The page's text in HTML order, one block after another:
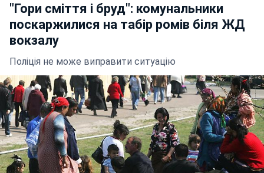
"Гори сміття і бруд": комунальники
поскаржилися на табір ромів біля ЖД
вокзалу
Поліція не може виправити ситуацію